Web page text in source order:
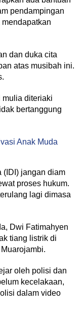
pendampingan
dan duka cita
atas musibah ini.
mulia diteriaki
bertanggung
Anak Muda
(IDI) jangan diam
proses hukum.
lagi dimasa
Dwi Fatimahyen
tiang listrik di
oleh polisi dan
kecelakaan,
dalam video